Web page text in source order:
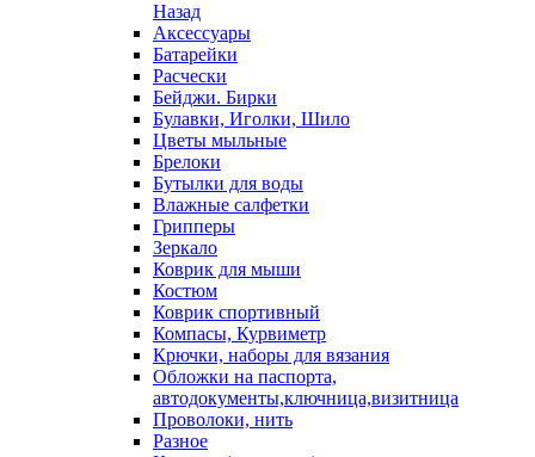
Назад
Аксессуары
Батарейки
Расчески
Бейджи. Бирки
Булавки, Иголки, Шило
Цветы мыльные
Брелоки
Бутылки для воды
Влажные салфетки
Грипперы
Зеркало
Коврик для мыши
Костюм
Коврик спортивный
Компасы, Курвиметр
Крючки, наборы для вязания
Обложки на паспорта,
автодокументы,ключница,визитница
Проволоки, нить
Разное